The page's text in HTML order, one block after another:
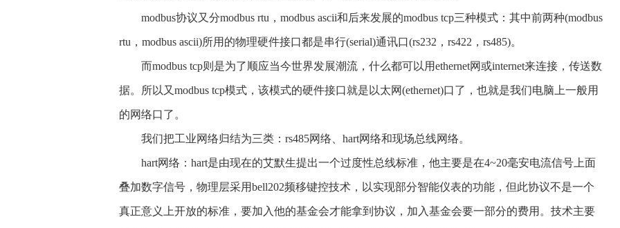
modbus协议又分modbus rtu，modbus ascii和后来发展的modbus tcp三种模式： 其中前两种(modbus
rtu，modbus ascii)所用的物理硬件接口都是串行(serial)通讯口(rs232，rs422，rs485)。
而modbus tcp则是为了顺应当今世界发展潮流，什么都可以用ethernet网或internet来连接，传送数
据。所以又modbus tcp模式，该模式的硬件接口就是以太网(ethernet)口了，也就是我们电脑上一般用
的网络口了。
我们把工业网络归结为三类：rs485网络、hart网络和现场总线网络。
hart网络：hart是由现在的艾默生提出一个过度性总线标准，他主要是在4~20毫安电流信号上面
叠加数字信号，物理层采用bell202频移键控技术，以实现部分智能仪表的功能，但此协议不是一个
真正意义上开放的标准，要加入他的基金会才能拿到协议，加入基金会要一部分的费用。技术主要